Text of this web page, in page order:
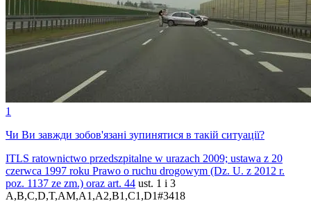
1
Чи Ви завжди зобов'язані зупинятися в такій ситуації?
ITLS ratownictwo przedszpitalne w urazach 2009; ustawa z 20
czerwca 1997 roku Prawo o ruchu drogowym (Dz. U. z 2012 r.
poz. 1137 ze zm.) oraz art. 44 ust. 1 i 3
A,B,C,D,T,AM,A1,A2,B1,C1,D1#3418